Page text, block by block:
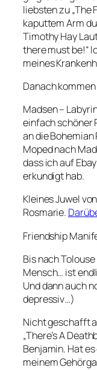
liebsten zu „The
kaputtem Arm
Timothy Hay
there must be!“
meines
Danach
Madsen –
einfach schöner
an die Bohemian
Moped nach
dass ich auf
erkundigt hab.
Kleines Juwel
Rosmarie.
Friendship
Bis nach
Mensch… ist
Und dann auch
depressiv…)
Nicht geschafft
„There’s A
Benjamin. Hat
meinem